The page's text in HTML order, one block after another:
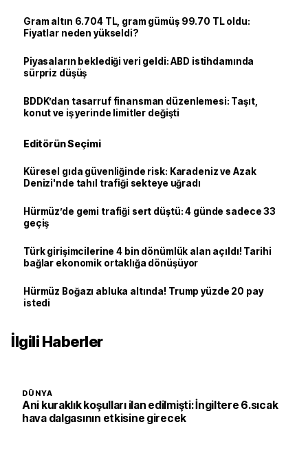
Gram altın 6.704 TL, gram gümüş 99.70 TL oldu:
Fiyatlar neden yükseldi?
Piyasaların beklediği veri geldi: ABD istihdamında
sürpriz düşüş
BDDK’dan tasarruf finansman düzenlemesi: Taşıt,
konut ve iş yerinde limitler değişti
Editörün Seçimi
Küresel gıda güvenliğinde risk: Karadeniz ve Azak
Denizi'nde tahıl trafiği sekteye uğradı
Hürmüz’de gemi trafiği sert düştü: 4 günde sadece 33
geçiş
Türk girişimcilerine 4 bin dönümlük alan açıldı! Tarihi
bağlar ekonomik ortaklığa dönüşüyor
Hürmüz Boğazı abluka altında! Trump yüzde 20 pay
istedi
İlgili Haberler
DÜNYA
Ani kuraklık koşulları ilan edilmişti: İngiltere 6.sıcak
hava dalgasının etkisine girecek